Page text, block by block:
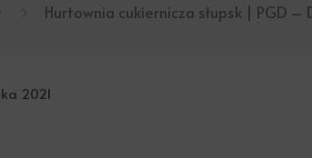
Hurtownia cukiernicza słupsk | PGD
2021